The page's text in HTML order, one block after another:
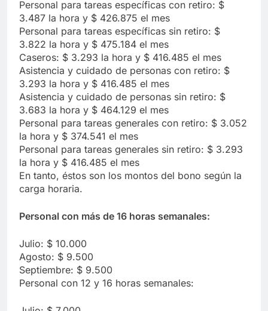
Personal para tareas específicas con retiro: $
3.487 la hora y $ 426.875 el mes
Personal para tareas específicas sin retiro: $
3.822 la hora y $ 475.184 el mes
Caseros: $ 3.293 la hora y $ 416.485 el mes
Asistencia y cuidado de personas con retiro: $
3.293 la hora y $ 416.485 el mes
Asistencia y cuidado de personas sin retiro: $
3.683 la hora y $ 464.129 el mes
Personal para tareas generales con retiro: $ 3.052
la hora y $ 374.541 el mes
Personal para tareas generales sin retiro: $ 3.293
la hora y $ 416.485 el mes
En tanto, éstos son los montos del bono según la
carga horaria.
Personal con más de 16 horas semanales:
Julio: $ 10.000
Agosto: $ 9.500
Septiembre: $ 9.500
Personal con 12 y 16 horas semanales: